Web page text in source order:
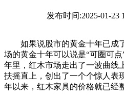
发布时间:2025-01-
如果说股市的黄金十年已成
场的黄金十年可以说是“可圈可
年里，红木市场走出了一波曲线
扶摇直上，创出了一个个惊人表
年以来，红木家具的价格就已经